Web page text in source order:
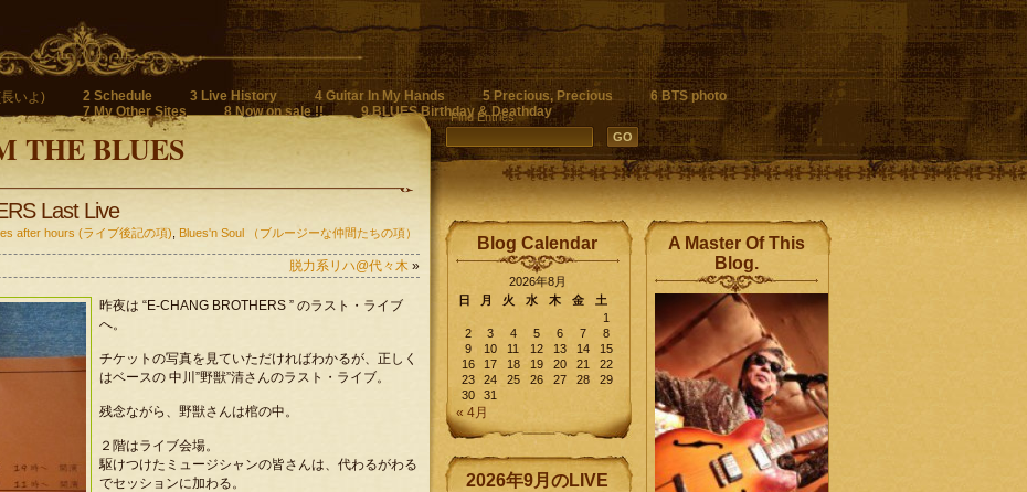
いよ) 2 Schedule 3 Live History 4 Guitar In My Hands 5 Precious, Precious
6 BTS photo
7 My Other Sites
8 Now on sale !! 9 BLUES Birthday & Deathday
THE BLUES
Find Entries
Last Live
after hours (ライブ後記の項) Blues'n Soul （ブルージーな仲間たちの項）
脱力系リハ@代々木 »
昨夜は “E-CHANG BROTHERS ” のラスト・ライブ
へ。
チケットの写真を見ていただければわかるが、正しく
はベースの 中川”野獣”清さんのラスト・ライブ。
残念ながら、野獣さんは棺の中。
２階はライブ会場。
駆けつけたミュージシャンの皆さんは、代わるがわる
でセッションに加わる。
Blog Calendar
2026年8月
日
月 火 水 木 金
土
1
2
3 4 5 6 7
8
9
10 11 12 13 14
15
16
17 18 19 20 21
22
23
24 25 26 27 28
29
30
31
« 4月
2026年9月のLIVE
A Master Of This
Blog.